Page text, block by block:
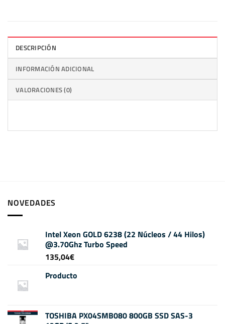
DESCRIPCIÓN
INFORMACIÓN ADICIONAL
VALORACIONES (0)
NOVEDADES
Intel Xeon GOLD 6238 (22 Núcleos / 44 Hilos)
@3.70Ghz Turbo Speed
135,04€
Producto
TOSHIBA PX04SMB080 800GB SSD SAS-3